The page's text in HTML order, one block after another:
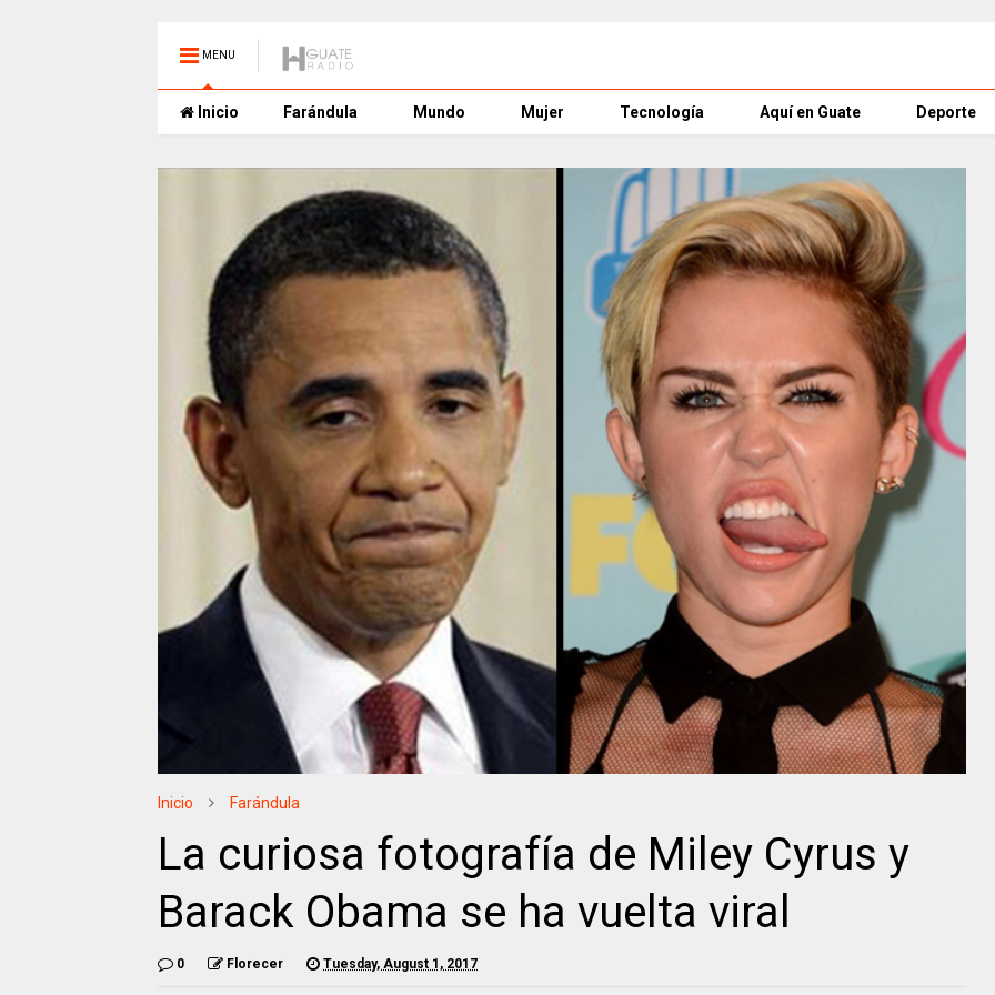
MENU
Inicio Farándula Mundo Mujer Tecnología Aquí en Guate Deporte
Inicio Farándula
La curiosa fotografía de Miley Cyrus y
Barack Obama se ha vuelta viral
0 Florecer Tuesday, August 1, 2017